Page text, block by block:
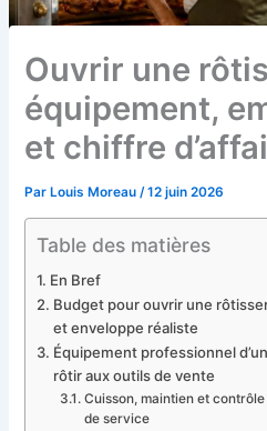
Ouvrir une
équipement,
et chiffre
ParLouis Moreau /12 juin 2026
Table des matières
En Bref
Budget pour ouvrir une
et enveloppe réaliste
Équipement professionnel
rôtir aux outils de vente
Cuisson, maintien et
de service